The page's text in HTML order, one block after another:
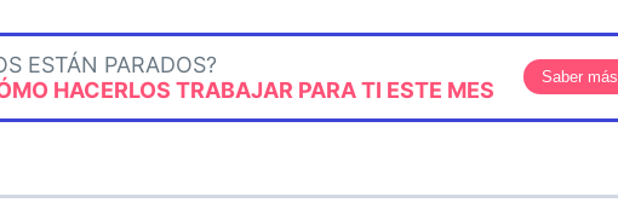
ESTÁN PARADOS?
HACERLOS TRABAJAR PARA TI ESTE MES
Saber más